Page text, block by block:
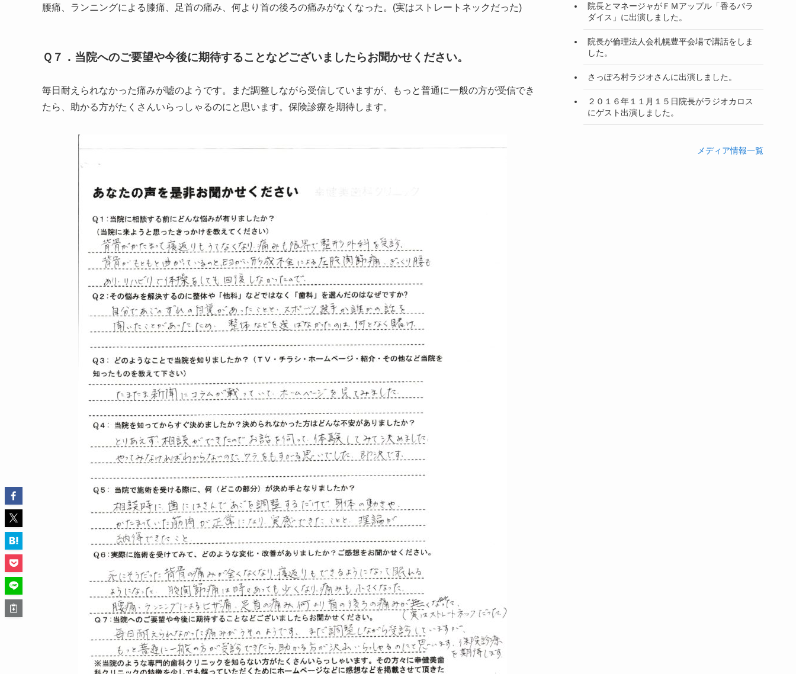
腰痛、ランニングによる膝痛、足首の痛み、何より首の後ろの痛みがなくなった。(実はストレートネックだった)
Ｑ７．当院へのご要望や今後に期待することなどございましたらお聞かせください。
毎日耐えられなかった痛みが嘘のようです。まだ調整しながら受信していますが、もっと普通に一般の方が受信でき
たら、助かる方がたくさんいらっしゃるのにと思います。保険診療を期待します。
院長とマネージャがＦＭアップル「香るパラ
ダイス」に出演しました。
院長が倫理法人会札幌豊平会場で講話をしま
した。
さっぽろ村ラジオさんに出演しました。
２０１６年１１月１５日院長がラジオカロス
にゲスト出演しました。
メディア情報一覧